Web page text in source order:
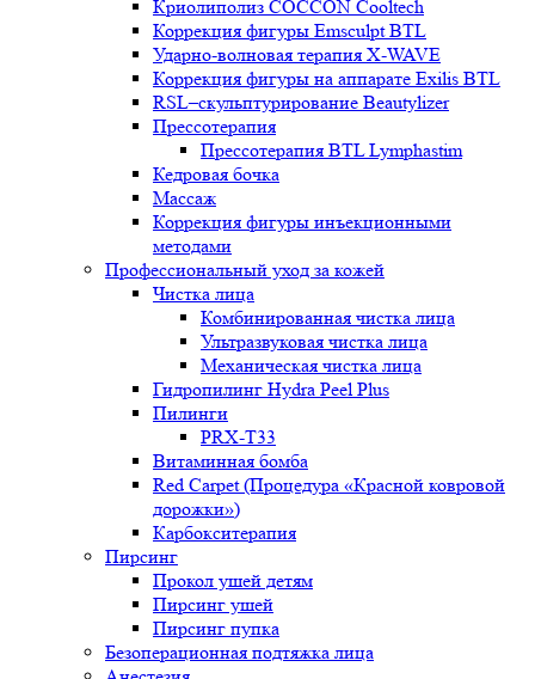
Криолиполиз COCCON Cooltech
Коррекция фигуры Emsculpt BTL
Ударно-волновая терапия X-WAVE
Коррекция фигуры на аппарате Exilis BTL
RSL–скульптурирование Beautylizer
Прессотерапия
Прессотерапия BTL Lymphastim
Кедровая бочка
Массаж
Коррекция фигуры инъекционными
методами
Профессиональный уход за кожей
Чистка лица
Комбинированная чистка лица
Ультразвуковая чистка лица
Механическая чистка лица
Гидропилинг Hydra Peel Plus
Пилинги
PRX-T33
Витаминная бомба
Red Carpet (Процедура «Красной ковровой
дорожки»)
Карбокситерапия
Пирсинг
Прокол ушей детям
Пирсинг ушей
Пирсинг пупка
Безоперационная подтяжка лица